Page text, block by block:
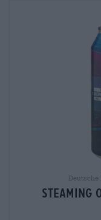
Deutsche
Steaming